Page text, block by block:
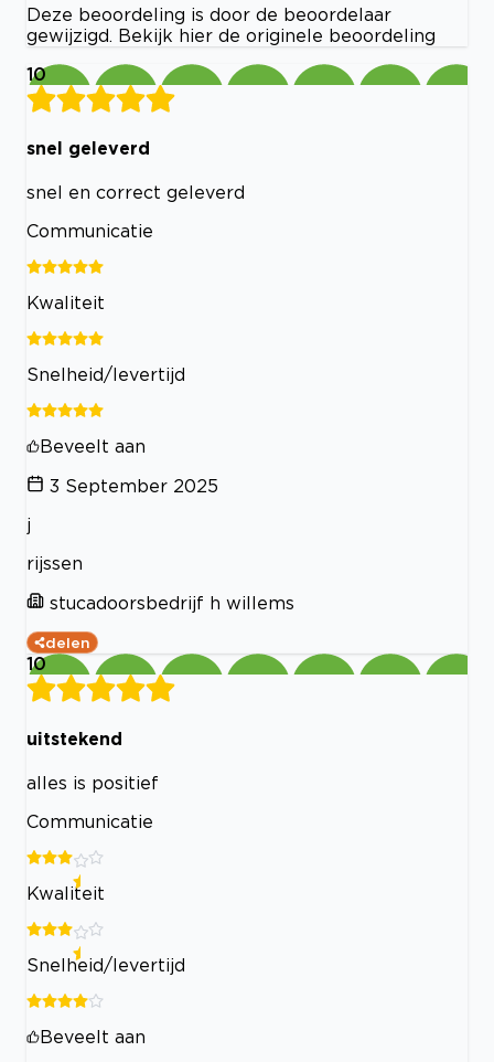
Deze beoordeling is door de beoordelaar
gewijzigd. Bekijk hier de originele beoordeling
10
snel geleverd
snel en correct geleverd
Communicatie
Kwaliteit
Snelheid/levertijd
Beveelt aan
3 September 2025
j
rijssen
stucadoorsbedrijf h willems
delen
10
uitstekend
alles is positief
Communicatie
Kwaliteit
Snelheid/levertijd
Beveelt aan